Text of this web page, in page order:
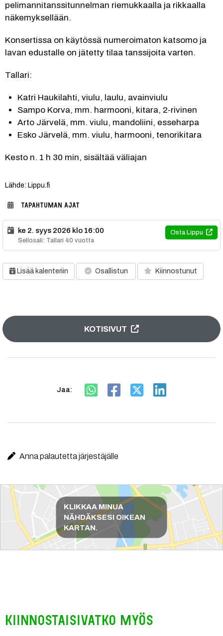
pelimannitanssitunnelman riemukkaalla ja rikkaalla
näkemyksellään.
Konsertissa on käytössä numeroimaton katsomo ja
lavan edustalle on jätetty tilaa tanssijoita varten.
Tallari:
Katri Haukilahti, viulu, laulu, avainviulu
Sampo Korva, mm. harmooni, kitara, 2-rivinen
Arto Järvelä, mm. viulu, mandoliini, esseharpa
Esko Järvelä, mm. viulu, harmooni, tenorikitara
Kesto n. 1 h 30 min, sisältää väliajan
Lähde: Lippu.fi
TAPAHTUMAN AJAT
Osta Lippu
ke 2. syys 2026 klo 16:00
Sellosali: Tallari 40 vuotta
Lisää kalenteriin Osallistun Kiinnostunut
KOTISIVUT
Jaa:
Anna palautetta järjestäjälle
Reittiohjeet
KLIKKAA MINUA
NÄHDÄKSESI OIKEAN
KARTAN.
Kiinnostaisivatko myös